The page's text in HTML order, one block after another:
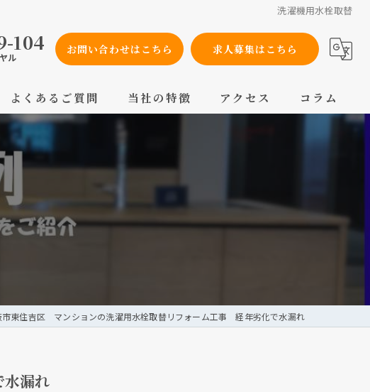
洗濯機用水栓取替
104
ル
お問い合わせはこちら 求人募集はこちら
よくあるご質問 当社の特徴
メンテナンス
アクセス コラム
市東住吉区 マンションの洗濯用水栓取替リフォーム工事 経年劣化で水漏れ
漏れ